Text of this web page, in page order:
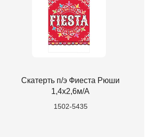
Скатерть п/э Фиеста Рюши
1,4х2,6м/А
1502-5435